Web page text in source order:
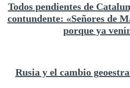
Todos pendientes de
contundente: «Señores de
porque ya
Rusia y el cambio